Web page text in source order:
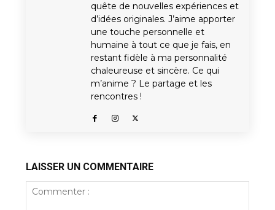
quête de nouvelles expériences et
d’idées originales. J’aime apporter
une touche personnelle et
humaine à tout ce que je fais, en
restant fidèle à ma personnalité
chaleureuse et sincère. Ce qui
m’anime ? Le partage et les
rencontres !
LAISSER UN COMMENTAIRE